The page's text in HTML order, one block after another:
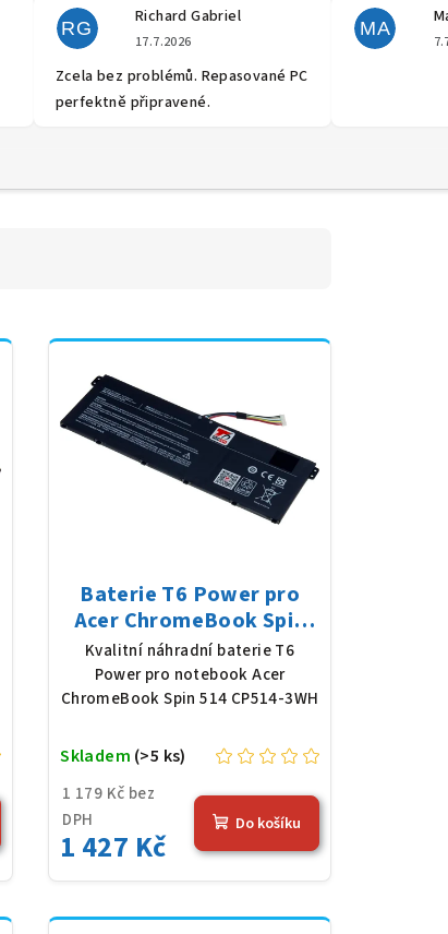
obchodu je 5 z 5 hvězdiček.
RG
Richard Gabriel
Hodnocení obchodu je 5 z 5
17.7.2026
Zcela bez problémů. Repasované PC
perfektně připravené.
MA
Baterie T6 Power pro
Acer ChromeBook Spin
514 CP514-3WH, Li-Poly,
11,61 V, 4683 mAh (54,36
Wh), černá
Kvalitní náhradní baterie T6
Power pro notebook Acer
ChromeBook Spin 514 CP514-3WH
1 179 Kč bez
DPH
1 427 Kč
Skladem (>5 ks)
Do košíku